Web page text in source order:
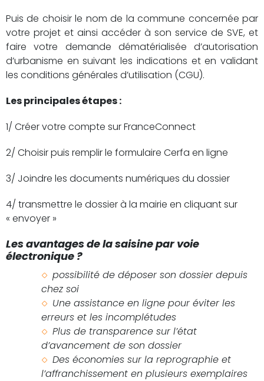
Puis de choisir le nom de la commune concernée par
votre projet et ainsi accéder à son service de SVE, et
faire votre demande dématérialisée d’autorisation
d’urbanisme en suivant les indications et en validant
les conditions générales d’utilisation (CGU).
Les principales étapes :
1/ Créer votre compte sur FranceConnect
2/ Choisir puis remplir le formulaire Cerfa en ligne
3/ Joindre les documents numériques du dossier
4/ transmettre le dossier à la mairie en cliquant sur
« envoyer »
Les avantages de la saisine par voie
électronique ?
possibilité de déposer son dossier depuis
chez soi
Une assistance en ligne pour éviter les
erreurs et les incomplétudes
Plus de transparence sur l’état
d’avancement de son dossier
Des économies sur la reprographie et
l’affranchissement en plusieurs exemplaires